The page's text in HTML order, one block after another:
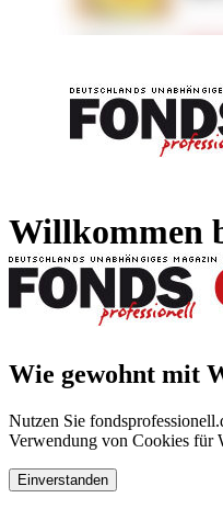
Willkommen
Wie gewohnt mit
Nutzen Sie
Verwendung von Cookies für
Einverstanden